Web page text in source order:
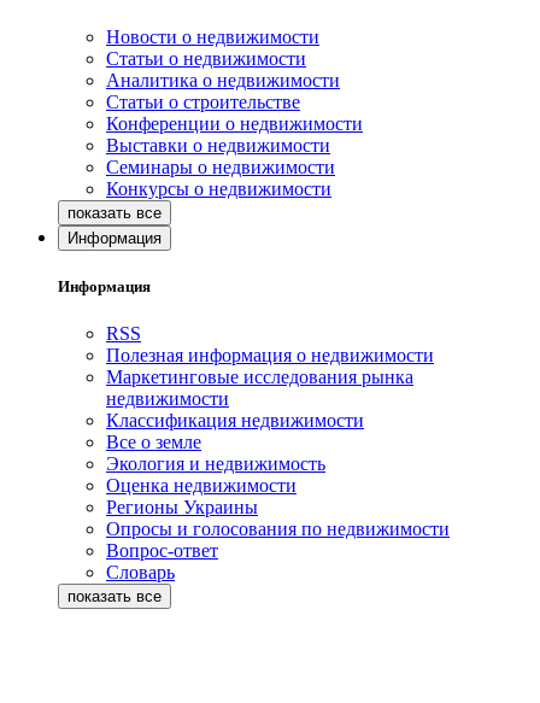
Новости о недвижимости
Статьи о недвижимости
Аналитика о недвижимости
Статьи о строительстве
Конференции о недвижимости
Выставки о недвижимости
Семинары о недвижимости
Конкурсы о недвижимости
Информация
Информация
RSS
Полезная информация о недвижимости
Маркетинговые исследования рынка
недвижимости
Классификация недвижимости
Все о земле
Экология и недвижимость
Оценка недвижимости
Регионы Украины
Опросы и голосования по недвижимости
Вопрос-ответ
Словарь